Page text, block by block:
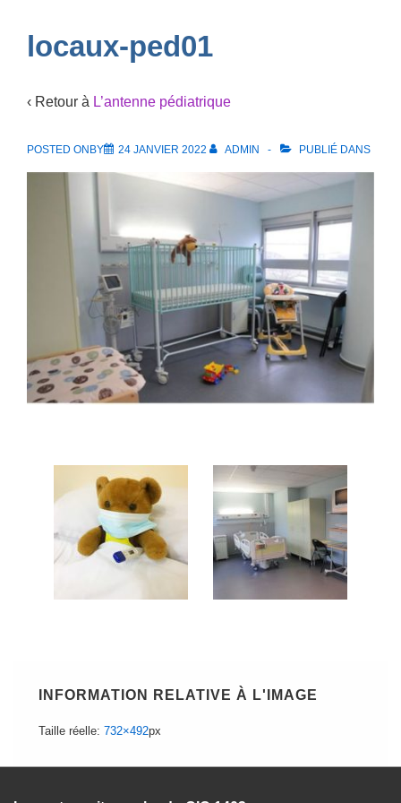
locaux-ped01
‹ Retour à L’antenne pédiatrique
POSTED ONBY 24 JANVIER 2022 ADMIN PUBLIÉ DANS
INFORMATION RELATIVE À L'IMAGE
Taille réelle: 732×492px